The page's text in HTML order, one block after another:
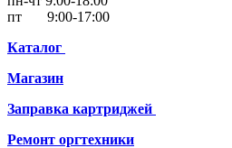
пт 9:00-17:00
Каталог
Магазин
Заправка картриджей
Ремонт оргтехники